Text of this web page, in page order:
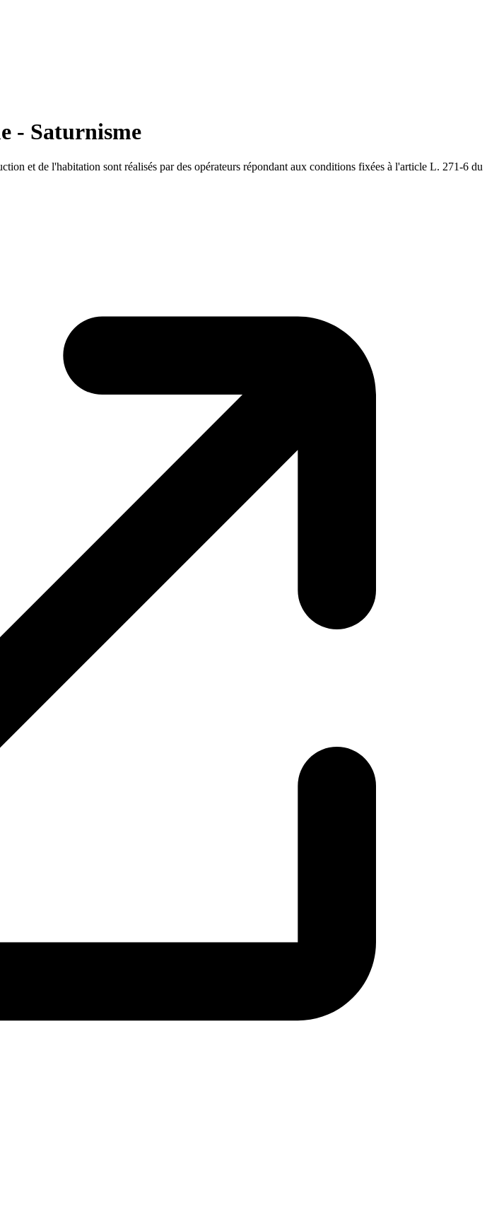
- Saturnisme
et de l'habitation sont réalisés par des opérateurs répondant aux conditions fixées à l'article L. 271-6 du